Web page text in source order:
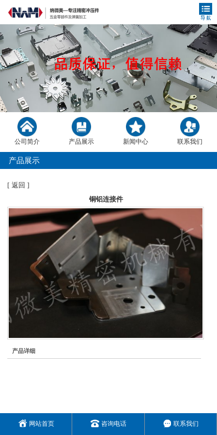
公司简介 产品展示 新闻中心 联系我们
产品展示
[ 返回 ]
铜铝连接件
产品详细
网站首页 咨询电话 联系我们